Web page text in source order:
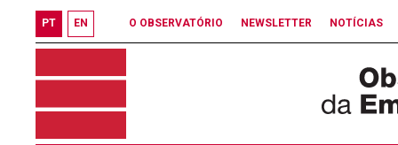
PT EN O OBSERVATÓRIO NEWSLETTER NOTÍCIAS